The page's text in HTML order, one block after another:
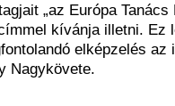
„az Európa
kívánja illetni. Ez
elképzelés az
Nagykövete.